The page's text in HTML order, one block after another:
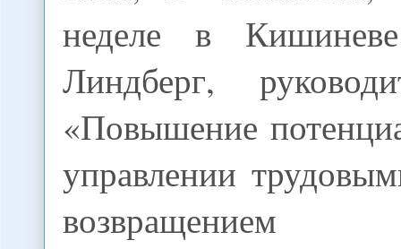
неделе в
Линдберг,
«Повышение
управлении
возвращением